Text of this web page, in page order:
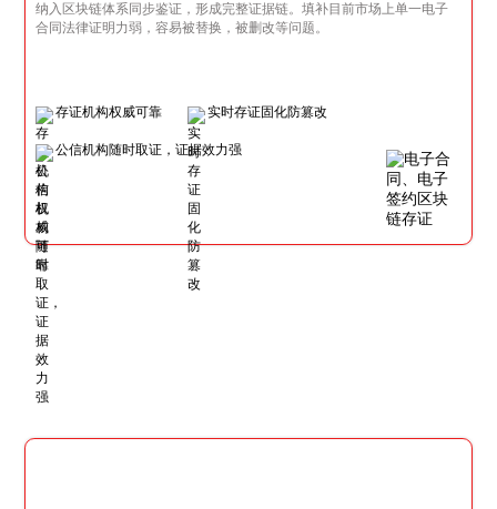
纳入区块链体系同步鉴证，形成完整证据链。填补目前市场上单一电子
合同法律证明力弱，容易被替换，被删改等问题。
存证机构权威可靠 实时存证固化防篡改
公信机构随时取证，证据效力强